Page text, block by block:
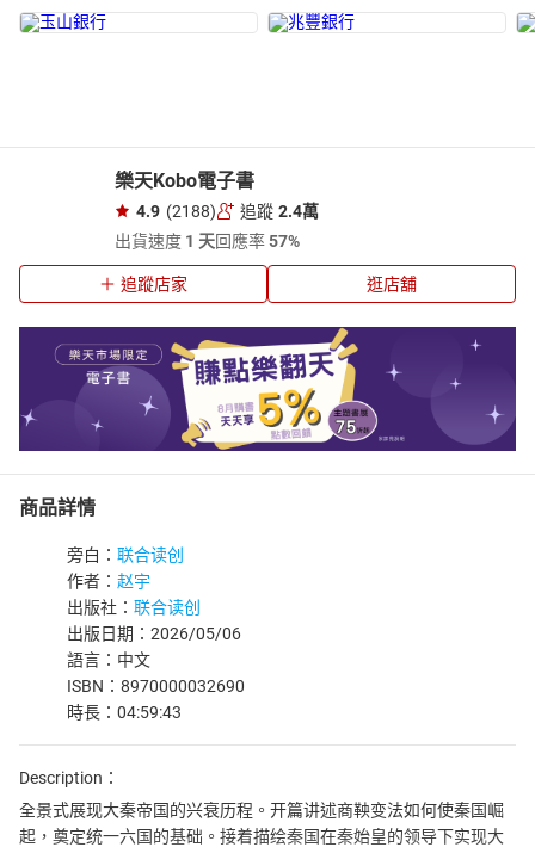
樂天Kobo電子書
4.9 (2188) 追蹤 2.4萬
出貨速度 1 天回應率57%
追蹤店家 逛店舖
商品詳情
旁白： 联合读创
作者： 赵宇
出版社： 联合读创
出版日期：2026/05/06
語言：中文
ISBN：8970000032690
時長：04:59:43
Description：
全景式展现大秦帝国的兴衰历程。开篇讲述商鞅变法如何使秦国崛
起，奠定统一六国的基础。接着描绘秦国在秦始皇的领导下实现大